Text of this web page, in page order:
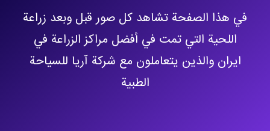
في هذا الصفحة تشاهد كل صور قبل وبعد زراعة
اللحية التي تمت في أفضل مراكز الزراعة في
ايران والذين يتعاملون مع شركة آريا للسياحة
الطبية